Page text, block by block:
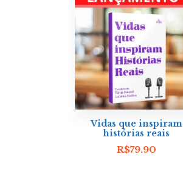
Vidas que inspiram
histórias reais
R$79.90